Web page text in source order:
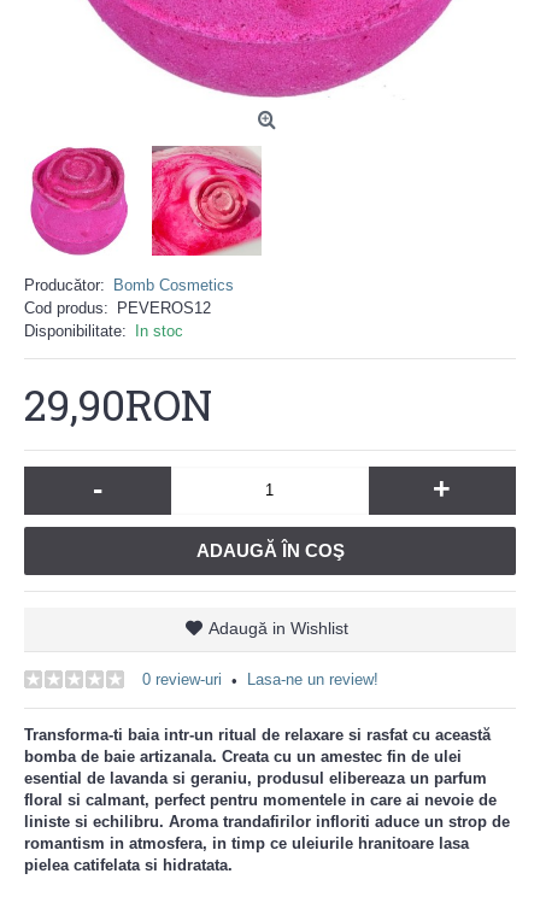
Producător:
Bomb Cosmetics
Cod produs:
PEVEROS12
Disponibilitate:
In stoc
29,90RON
- +
ADAUGĂ ÎN COŞ
Adaugă in Wishlist
0 review-uri • Lasa-ne un review!
Transforma-ti baia intr-un ritual de relaxare si rasfat cu această
bomba de baie artizanala. Creata cu un amestec fin de ulei
esential de lavanda si geraniu, produsul elibereaza un parfum
floral si calmant, perfect pentru momentele in care ai nevoie de
liniste si echilibru. Aroma trandafirilor infloriti aduce un strop de
romantism in atmosfera, in timp ce uleiurile hranitoare lasa
pielea catifelata si hidratata.